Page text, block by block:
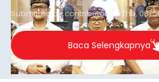
balitribune.co.id I Singaraja -
Kabupaten Buleleng
pengerukan lahan di Banjar Dinas
Desa Temukus, Kecamatan Banjar,
ditemukan indikasi kegiatan
material yang tidak sesuai